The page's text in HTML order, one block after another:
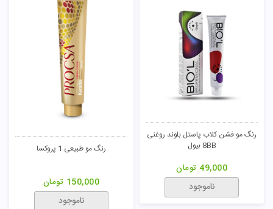
رنگ مو فشن کلاب پاستل بلوند روغنی
8BB بیول
49,000 تومان
ناموجود
رنگ مو طبیعی 1 پروکسا
150,000 تومان
ناموجود